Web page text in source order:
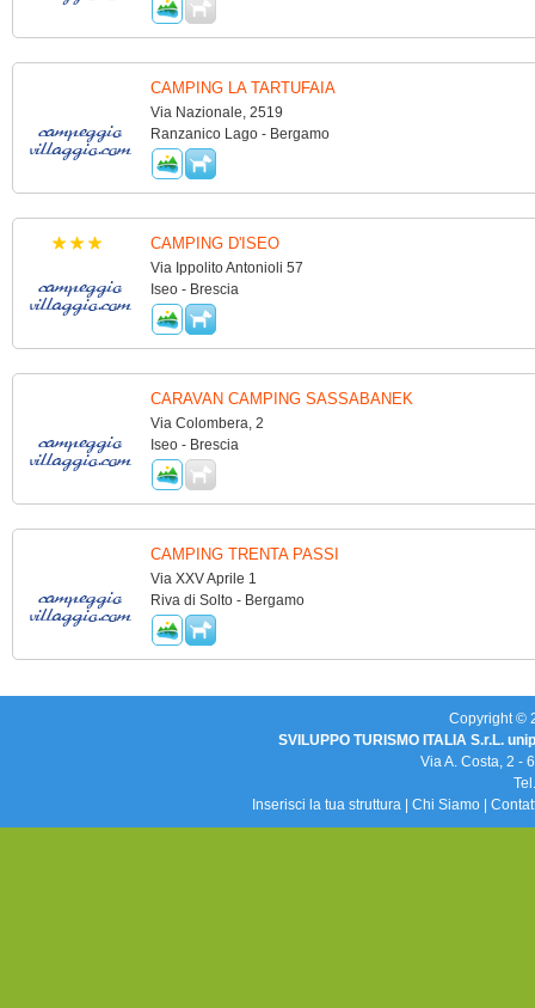
CAMPING LA TARTUFAIA
Via Nazionale, 2519
Ranzanico Lago - Bergamo
CAMPING D'ISEO
Via Ippolito Antonioli 57
Iseo - Brescia
CARAVAN CAMPING SASSABANEK
Via Colombera, 2
Iseo - Brescia
CAMPING TRENTA PASSI
Via XXV Aprile 1
Riva di Solto - Bergamo
Copyright ©
SVILUPPO TURISMO ITALIA S.r.L.
Via A. Costa, 2 -
Inserisci la tua struttura
Chi Siamo